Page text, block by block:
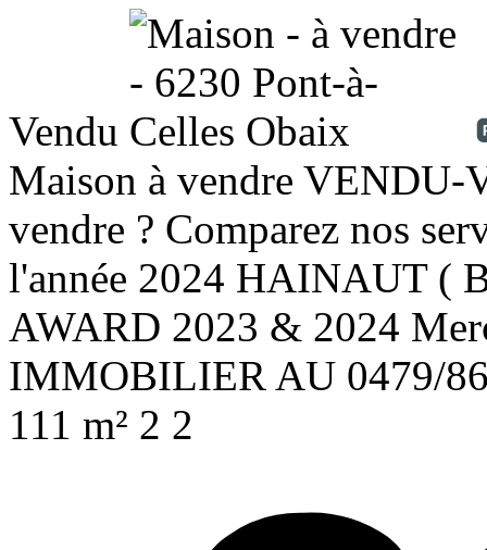
Vendu
Maison à vendre VENDU-
vendre ? Comparez nos
l'année 2024 HAINAUT (
AWARD 2023 & 2024
IMMOBILIER AU 0479/
111 m² 2 2